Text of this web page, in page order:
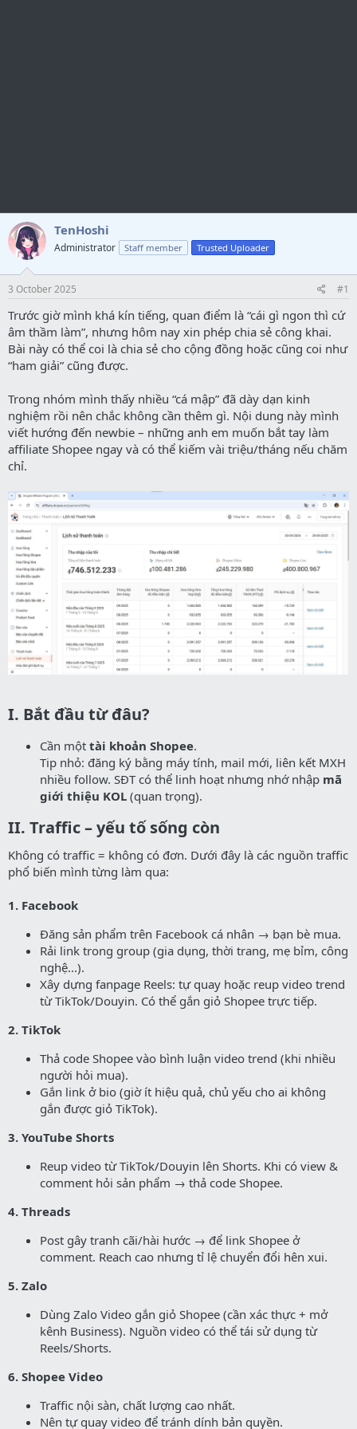
TenHoshi
Administrator Staff member Trusted Uploader
3 October 2025 #1
Trước giờ mình khá kín tiếng, quan điểm là “cái gì ngon thì cứ
âm thầm làm”, nhưng hôm nay xin phép chia sẻ công khai.
Bài này có thể coi là chia sẻ cho cộng đồng hoặc cũng coi như
“ham giải” cũng được.
Trong nhóm mình thấy nhiều “cá mập” đã dày dạn kinh
nghiệm rồi nên chắc không cần thêm gì. Nội dung này mình
viết hướng đến newbie – những anh em muốn bắt tay làm
affiliate Shopee ngay và có thể kiếm vài triệu/tháng nếu chăm
chỉ.
I. Bắt đầu từ đâu?​
Cần một tài khoản Shopee.
Tip nhỏ: đăng ký bằng máy tính, mail mới, liên kết MXH
nhiều follow. SĐT có thể linh hoạt nhưng nhớ nhập mã
giới thiệu KOL (quan trọng).
II. Traffic – yếu tố sống còn​
Không có traffic = không có đơn. Dưới đây là các nguồn traffic
phổ biến mình từng làm qua:
1. Facebook
Đăng sản phẩm trên Facebook cá nhân → bạn bè mua.
Rải link trong group (gia dụng, thời trang, mẹ bỉm, công
nghệ...).
Xây dựng fanpage Reels: tự quay hoặc reup video trend
từ TikTok/Douyin. Có thể gắn giỏ Shopee trực tiếp.
2. TikTok
Thả code Shopee vào bình luận video trend (khi nhiều
người hỏi mua).
Gắn link ở bio (giờ ít hiệu quả, chủ yếu cho ai không
gắn được giỏ TikTok).
3. YouTube Shorts
Reup video từ TikTok/Douyin lên Shorts. Khi có view &
comment hỏi sản phẩm → thả code Shopee.
4. Threads
Post gây tranh cãi/hài hước → để link Shopee ở
comment. Reach cao nhưng tỉ lệ chuyển đổi hên xui.
5. Zalo
Dùng Zalo Video gắn giỏ Shopee (cần xác thực + mở
kênh Business). Nguồn video có thể tái sử dụng từ
Reels/Shorts.
6. Shopee Video
Traffic nội sàn, chất lượng cao nhất.
Nên tự quay video để tránh dính bản quyền.